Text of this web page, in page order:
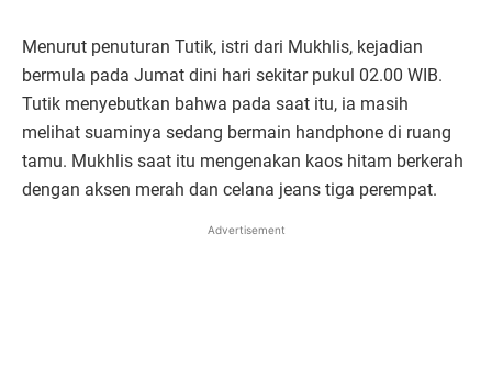
Menurut penuturan Tutik, istri dari Mukhlis, kejadian
bermula pada Jumat dini hari sekitar pukul 02.00 WIB.
Tutik menyebutkan bahwa pada saat itu, ia masih
melihat suaminya sedang bermain handphone di ruang
tamu. Mukhlis saat itu mengenakan kaos hitam berkerah
dengan aksen merah dan celana jeans tiga perempat.
Advertisement